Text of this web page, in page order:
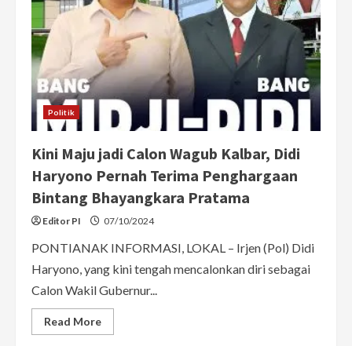
Barat
Nomor
Urut
1
Politik
Kini Maju jadi Calon Wagub Kalbar, Didi
Haryono Pernah Terima Penghargaan
Bintang Bhayangkara Pratama
Editor PI 07/10/2024
PONTIANAK INFORMASI, LOKAL – Irjen (Pol) Didi
Haryono, yang kini tengah mencalonkan diri sebagai
Calon Wakil Gubernur...
Read MoreRead
more